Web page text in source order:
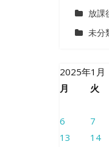
放課
未分
2025年1月
月
火
6
7
13
14